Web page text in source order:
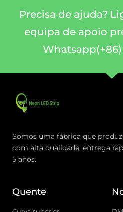
Precisa de ajuda?
equipa de apoio
Whatsapp(+86)
Somos uma fábrica que
com alta qualidade, entrega
5 anos.
Quente